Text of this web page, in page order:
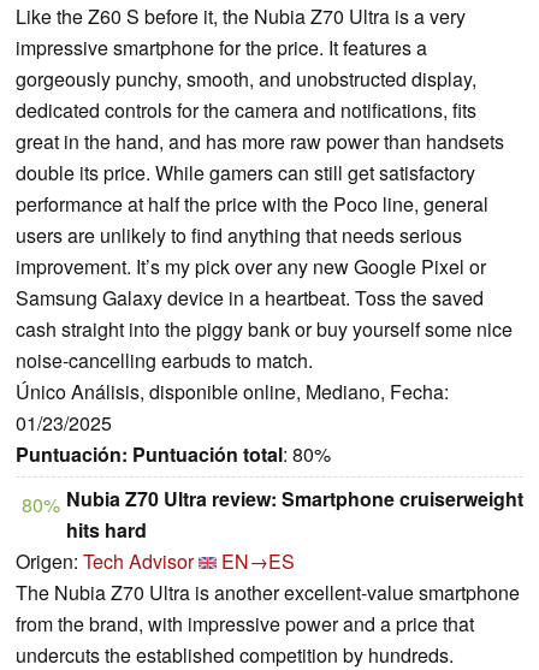
Like the Z60 S before it, the Nubia Z70 Ultra is a very
impressive smartphone for the price. It features a
gorgeously punchy, smooth, and unobstructed display,
dedicated controls for the camera and notifications, fits
great in the hand, and has more raw power than handsets
double its price. While gamers can still get satisfactory
performance at half the price with the Poco line, general
users are unlikely to find anything that needs serious
improvement. It’s my pick over any new Google Pixel or
Samsung Galaxy device in a heartbeat. Toss the saved
cash straight into the piggy bank or buy yourself some nice
noise-cancelling earbuds to match.
Único Análisis, disponible online, Mediano, Fecha:
01/23/2025
Puntuación: Puntuación total: 80%
80% Nubia Z70 Ultra review: Smartphone cruiserweight
hits hard
Origen: Tech Advisor
EN→ES
The Nubia Z70 Ultra is another excellent-value smartphone
from the brand, with impressive power and a price that
undercuts the established competition by hundreds.